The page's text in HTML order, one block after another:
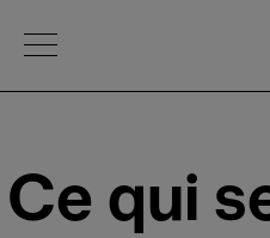
Open Menu
Ce qui